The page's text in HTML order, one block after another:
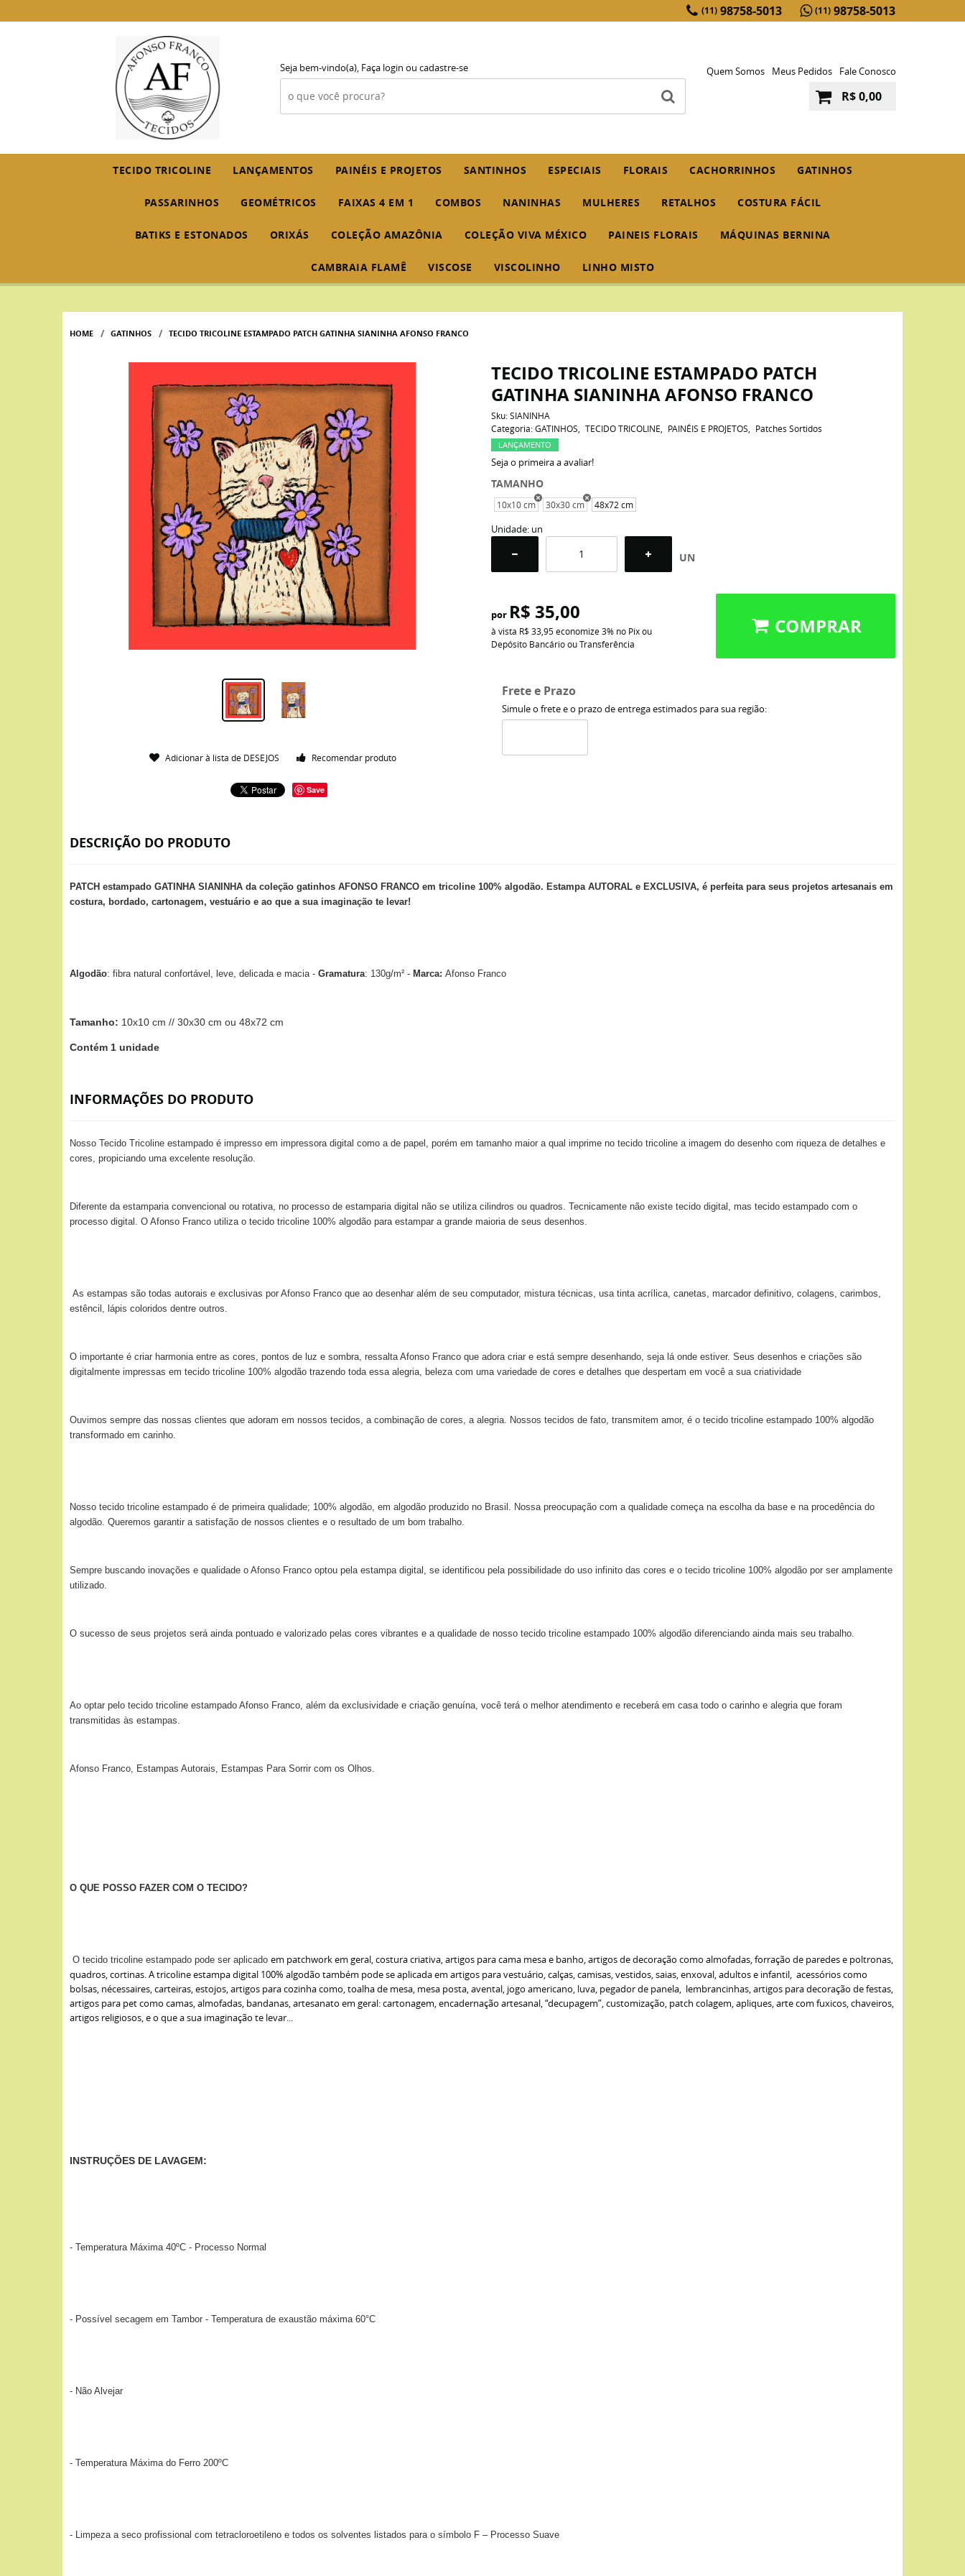
(11) 98758-5013 (11) 98758-5013
Seja bem-vindo(a), Faça login ou cadastre-se Quem Somos Meus Pedidos Fale Conosco
R$ 0,00
TECIDO TRICOLINE LANÇAMENTOS PAINÉIS E PROJETOS SANTINHOS ESPECIAIS FLORAIS CACHORRINHOS GATINHOS
PASSARINHOS GEOMÉTRICOS FAIXAS 4 EM 1 COMBOS NANINHAS MULHERES RETALHOS COSTURA FÁCIL
BATIKS E ESTONADOS ORIXÁS COLEÇÃO AMAZÔNIA COLEÇÃO VIVA MÉXICO PAINEIS FLORAIS MÁQUINAS BERNINA
CAMBRAIA FLAMÊ VISCOSE VISCOLINHO LINHO MISTO
HOME GATINHOS TECIDO TRICOLINE ESTAMPADO PATCH GATINHA SIANINHA AFONSO FRANCO
Adicionar à lista de DESEJOS Recomendar produto
Save
TECIDO TRICOLINE ESTAMPADO PATCH
GATINHA SIANINHA AFONSO FRANCO
Sku:SIANINHA
Categoria: GATINHOS TECIDO TRICOLINE PAINÉIS E PROJETOS Patches Sortidos
LANÇAMENTO
Seja o primeira a avaliar!
TAMANHO
10x10 cm 30x30 cm 48x72 cm
Unidade: un
UN
por R$ 35,00
à vista R$ 33,95economize3% no Pix ou
Depósito Bancário ou Transferência
COMPRAR
Frete e Prazo
Simule o frete e o prazo de entrega estimados para sua região:
DESCRIÇÃO DO PRODUTO
PATCH estampado GATINHA SIANINHA da coleção gatinhos AFONSO FRANCO em tricoline 100% algodão. Estampa AUTORAL e EXCLUSIVA, é perfeita para seus projetos artesanais em
costura, bordado, cartonagem, vestuário e ao que a sua imaginação te levar!
Algodão: fibra natural confortável, leve, delicada e macia - Gramatura: 130g/m² - Marca: Afonso Franco
Tamanho: 10x10 cm // 30x30 cm ou 48x72 cm
Contém 1 unidade
INFORMAÇÕES DO PRODUTO
Nosso Tecido Tricoline estampado é impresso em impressora digital como a de papel, porém em tamanho maior a qual imprime no tecido tricoline a imagem do desenho com riqueza de detalhes e
cores, propiciando uma excelente resolução.
Diferente da estamparia convencional ou rotativa, no processo de estamparia digital não se utiliza cilindros ou quadros. Tecnicamente não existe tecido digital, mas tecido estampado com o
processo digital. O Afonso Franco utiliza o tecido tricoline 100% algodão para estampar a grande maioria de seus desenhos.
As estampas são todas autorais e exclusivas por Afonso Franco que ao desenhar além de seu computador, mistura técnicas, usa tinta acrílica, canetas, marcador definitivo, colagens, carimbos,
estêncil, lápis coloridos dentre outros.
O importante é criar harmonia entre as cores, pontos de luz e sombra, ressalta Afonso Franco que adora criar e está sempre desenhando, seja lá onde estiver. Seus desenhos e criações são
digitalmente impressas em tecido tricoline 100% algodão trazendo toda essa alegria, beleza com uma variedade de cores e detalhes que despertam em você a sua criatividade
Ouvimos sempre das nossas clientes que adoram em nossos tecidos, a combinação de cores, a alegria. Nossos tecidos de fato, transmitem amor, é o tecido tricoline estampado 100% algodão
transformado em carinho.
Nosso tecido tricoline estampado é de primeira qualidade; 100% algodão, em algodão produzido no Brasil. Nossa preocupação com a qualidade começa na escolha da base e na procedência do
algodão. Queremos garantir a satisfação de nossos clientes e o resultado de um bom trabalho.
Sempre buscando inovações e qualidade o Afonso Franco optou pela estampa digital, se identificou pela possibilidade do uso infinito das cores e o tecido tricoline 100% algodão por ser amplamente
utilizado.
O sucesso de seus projetos será ainda pontuado e valorizado pelas cores vibrantes e a qualidade de nosso tecido tricoline estampado 100% algodão diferenciando ainda mais seu trabalho.
Ao optar pelo tecido tricoline estampado Afonso Franco, além da exclusividade e criação genuína, você terá o melhor atendimento e receberá em casa todo o carinho e alegria que foram
transmitidas às estampas.
Afonso Franco, Estampas Autorais, Estampas Para Sorrir com os Olhos.
O QUE POSSO FAZER COM O TECIDO?
O tecido tricoline estampado pode ser aplicado em patchwork em geral, costura criativa, artigos para cama mesa e banho, artigos de decoração como almofadas, forração de paredes e poltronas,
quadros, cortinas. A tricoline estampa digital 100% algodão também pode se aplicada em artigos para vestuário, calças, camisas, vestidos, saias, enxoval, adultos e infantil, acessórios como
bolsas, nécessaires, carteiras, estojos, artigos para cozinha como, toalha de mesa, mesa posta, avental, jogo americano, luva, pegador de panela, lembrancinhas, artigos para decoração de festas,
artigos para pet como camas, almofadas, bandanas, artesanato em geral: cartonagem, encadernação artesanal, “decupagem”, customização, patch colagem, apliques, arte com fuxicos, chaveiros,
artigos religiosos, e o que a sua imaginação te levar...
INSTRUÇÕES DE LAVAGEM:
- Temperatura Máxima 40ºC - Processo Normal
- Possível secagem em Tambor - Temperatura de exaustão máxima 60°C
- Não Alvejar
- Temperatura Máxima do Ferro 200ºC
- Limpeza a seco profissional com tetracloroetileno e todos os solventes listados para o símbolo F – Processo Suave